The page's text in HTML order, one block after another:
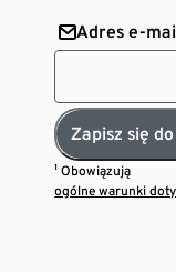
Adres e-
Zapisz się
¹ Obowiązują
ogólne warunki